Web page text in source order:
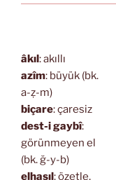
âkıl: akıllı
azîm: büyük (bk.
a-ẓ-m)
biçare: çaresiz
dest-i gaybî:
görünmeyen el
(bk. ğ-y-b)
elhasıl: özetle,